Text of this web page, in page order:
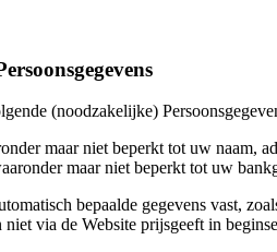
(noodzakelijke)
maar niet beperkt tot uw naam,
maar niet beperkt tot uw
bepaalde gegevens vast,
niet via de Website prijsgeeft in